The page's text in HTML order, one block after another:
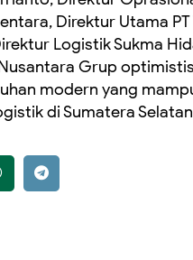
Direktur Utama
Logistik Sukma
Grup
modern yang
di Sumatera